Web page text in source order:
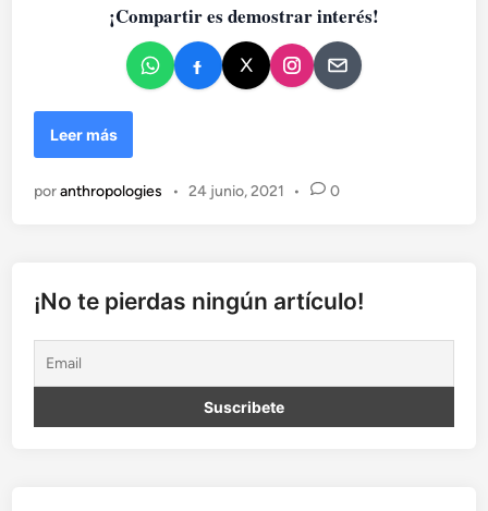
¡Compartir es demostrar interés!
H
u
e
h
t
e
r
Leer más
poranthropologies • 24 junio, 2021 • 0
¡No te pierdas ningún artículo!